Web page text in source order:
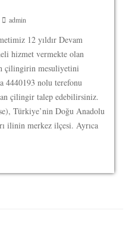
admin
12 yıldır Devam
hizmet vermekte olan
çilingirin mesuliyetini
4440193 nolu terefonu
çilingir talep edebilirsiniz.
Türkiye’nin Doğu Anadolu
ilinin merkez ilçesi. Ayrıca